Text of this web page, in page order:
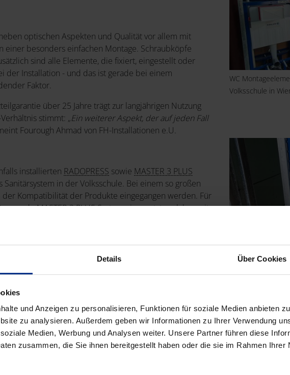
Details Über Cookies
und Anzeigen zu personalisieren, Funktionen für soziale Medien anbieten
zu analysieren. Außerdem geben wir Informationen zu Ihrer Verwendung
Medien, Werbung und Analysen weiter. Unsere Partner führen diese
zusammen, die Sie ihnen bereitgestellt haben oder die sie im Rahmen Ihrer
optischen Aspekten und Qualität vor allem mit
besonders einfachen Montage. Schraubköpfe
sind alle Elemente, die fixiert, eingestellt oder
der Installation - und das ist gerade bei einem
Faktor.
über 25 Jahre trägt zur langjährigen Nutzung
stimmt: „Ein weiterer Aspekt, der auf jeden Fall
Fourough Ahmad von FH-Installationen e.U.
installierten RADOPRESS sowie MASTER 3 PLUS
in der Volksschule. Bei einem so großen
Kompatibilität der Produkte eingegangen werden. Für
MASTER 3 PLUS System eingesetzt, welches mit
Nutzung beiträgt. Zusätzlich sorgt das
dichte Kalt-Warmwasserinstallation.
in DN/OD32)
Die Arbeiten konnten nur in den Ferien durchgeführt
wichtig, dass die Bereitstellung der Produkte
kein Problem: Die Lieferung erfolgte jeweils am
WC
Volksschule in